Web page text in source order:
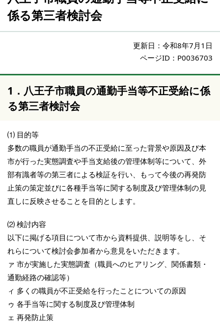
係る第三者検討会
更新日： 令和8年7月1日
ページID：P0036703
1．八王子市職員の通勤手当等不正受給に係
る第三者検討会
⑴ 目的等
多数の職員が通勤手当の不正受給に至った背景や原因及び本
市が行った実態調査や手当支給後の管理体制等について、外
部有識者等の第三者による検証を行い、もって今後の再発防
止策の策定並びに各種手当等に関する制度及び管理体制の見
直しに反映させることを目的とします。
⑵ 検討内容
以下に掲げる項目について市から資料提供、説明等をし、そ
れらについて検討会参加者から意見をいただきます。
ァ 市が実施した実態調査（職員へのヒアリング、関係書類・
通勤経路の確認等）
ィ 多くの職員が不正受給を行ったことについての原因
ゥ 各手当等に関する制度及び管理体制
ェ 再発防止策